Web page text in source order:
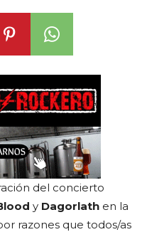
del concierto
y Dagorlath en la
razones que todos/as